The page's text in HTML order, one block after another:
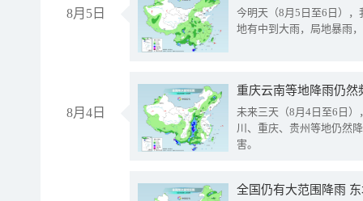
8月5日
今明天（8月5日至6日）
地有中到大雨，局地暴雨
8月4日
重庆云南等地降雨仍然
未来三天（8月4日至6日
川、重庆、贵州等地仍然
害。
全国仍有大范围降雨